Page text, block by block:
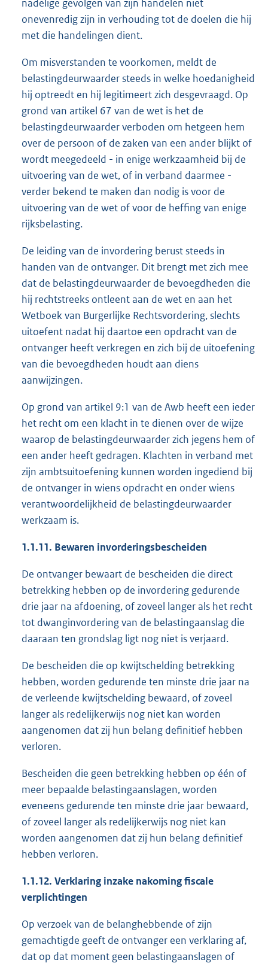
nadelige gevolgen van zijn handelen niet
onevenredig zijn in verhouding tot de doelen die hij
met die handelingen dient.
Om misverstanden te voorkomen, meldt de
belastingdeurwaarder steeds in welke hoedanigheid
hij optreedt en hij legitimeert zich desgevraagd. Op
grond van artikel 67 van de wet is het de
belastingdeurwaarder verboden om hetgeen hem
over de persoon of de zaken van een ander blijkt of
wordt meegedeeld - in enige werkzaamheid bij de
uitvoering van de wet, of in verband daarmee -
verder bekend te maken dan nodig is voor de
uitvoering van de wet of voor de heffing van enige
rijksbelasting.
De leiding van de invordering berust steeds in
handen van de ontvanger. Dit brengt met zich mee
dat de belastingdeurwaarder de bevoegdheden die
hij rechtstreeks ontleent aan de wet en aan het
Wetboek van Burgerlijke Rechtsvordering, slechts
uitoefent nadat hij daartoe een opdracht van de
ontvanger heeft verkregen en zich bij de uitoefening
van die bevoegdheden houdt aan diens
aanwijzingen.
Op grond van artikel 9:1 van de Awb heeft een ieder
het recht om een klacht in te dienen over de wijze
waarop de belastingdeurwaarder zich jegens hem of
een ander heeft gedragen. Klachten in verband met
zijn ambtsuitoefening kunnen worden ingediend bij
de ontvanger in wiens opdracht en onder wiens
verantwoordelijkheid de belastingdeurwaarder
werkzaam is.
1.1.11. Bewaren invorderingsbescheiden
De ontvanger bewaart de bescheiden die direct
betrekking hebben op de invordering gedurende
drie jaar na afdoening, of zoveel langer als het recht
tot dwanginvordering van de belastingaanslag die
daaraan ten grondslag ligt nog niet is verjaard.
De bescheiden die op kwijtschelding betrekking
hebben, worden gedurende ten minste drie jaar na
de verleende kwijtschelding bewaard, of zoveel
langer als redelijkerwijs nog niet kan worden
aangenomen dat zij hun belang definitief hebben
verloren.
Bescheiden die geen betrekking hebben op één of
meer bepaalde belastingaanslagen, worden
eveneens gedurende ten minste drie jaar bewaard,
of zoveel langer als redelijkerwijs nog niet kan
worden aangenomen dat zij hun belang definitief
hebben verloren.
1.1.12. Verklaring inzake nakoming fiscale
verplichtingen
Op verzoek van de belanghebbende of zijn
gemachtigde geeft de ontvanger een verklaring af,
dat op dat moment geen belastingaanslagen of